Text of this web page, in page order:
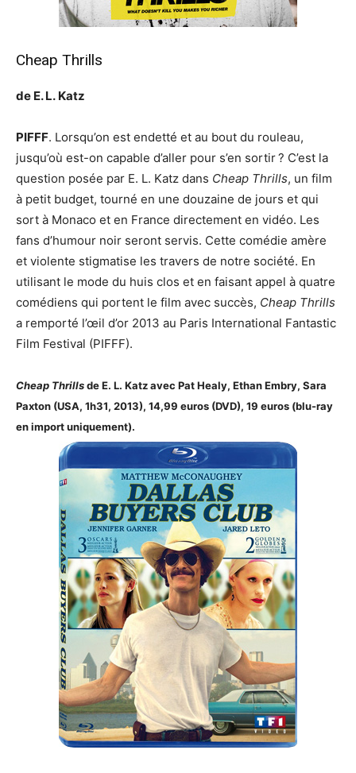
Cheap Thrills
de E. L. Katz
PIFFF. Lorsqu’on est endetté et au bout du rouleau,
jusqu’où est-on capable d’aller pour s’en sortir ? C’est la
question posée par E. L. Katz dans Cheap Thrills, un film
à petit budget, tourné en une douzaine de jours et qui
sort à Monaco et en France directement en vidéo. Les
fans d’humour noir seront servis. Cette comédie amère
et violente stigmatise les travers de notre société. En
utilisant le mode du huis clos et en faisant appel à quatre
comédiens qui portent le film avec succès, Cheap Thrills
a remporté l’œil d’or 2013 au Paris International Fantastic
Film Festival (PIFFF).
Cheap Thrillsde E. L. Katz avec Pat Healy, Ethan Embry, Sara
Paxton (USA, 1h31, 2013), 14,99 euros (DVD), 19 euros (blu-ray
en import uniquement).